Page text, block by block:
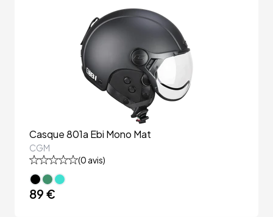
Casque 801a Ebi Mono Mat
CGM
(0 avis)
89 €